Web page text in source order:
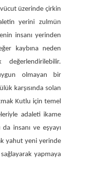
üzerinde çirkin
yerini zulmün
insanı yerinden
kaybına neden
olmayan bir
karşısında solan
Kutlu için temel
adaleti ikame
insanı ve eşyayı
yahut yeni yerinde
yapmaya